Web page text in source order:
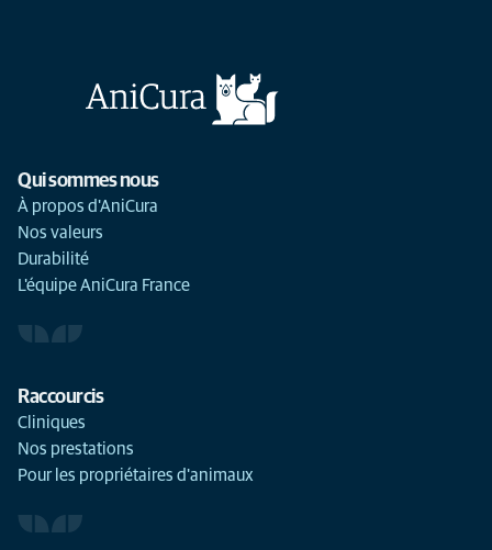
Qui sommes nous
À propos d'AniCura
Nos valeurs
Durabilité
L'équipe AniCura France
Raccourcis
Cliniques
Nos prestations
Pour les propriétaires d'animaux